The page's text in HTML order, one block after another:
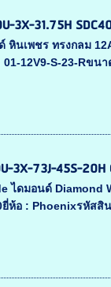
3X-31.75H
นเพชร ทรงกลม
12V9-S-23-Rขนา
3X-73J-45S-20H
ไดมอนด์ Diamond
ยี่ห้อ : Phoenixรหัสสิ